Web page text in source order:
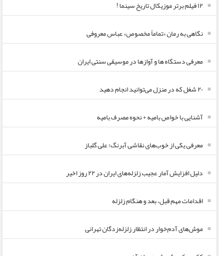
۱۲ فیلم برتر موزیکال تاریخ سینما !
نگاهی به رمان «تماماً مخصوص» عباس معروفی
معرفی دستگاه ها و آوازها در موسیقی سنتی ایران
۲۰ شغل که در منزل می‌توانید انجام دهید
آشنایی با خواص بامیه + نحوه مصرف بامیه
معرفی یکی از خوب‌های نقاشی آبرنگ؛ علی گلباز
دلیل افزایش آمار عجیب زلزله‌های ایران در ۲۲ روز اخیر
اقدامات مهم قبل، بعد و هنگام زلزله
موش‌های آدم‌خوار در انتظار زلزله‌زدگان تهرانی